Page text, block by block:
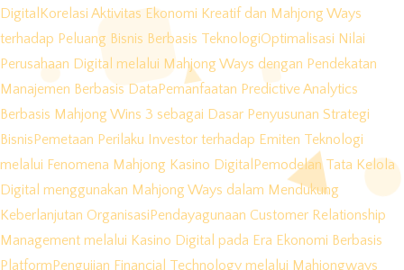
Digital Korelasi Aktivitas Ekonomi Kreatif dan Mahjong Ways
terhadap Peluang Bisnis Berbasis TeknologiOptimalisasi Nilai
Perusahaan Digital melalui Mahjong Ways dengan Pendekatan
Manajemen Berbasis Data Pemanfaatan Predictive Analytics
Berbasis Mahjong Wins 3 sebagai Dasar Penyusunan Strategi
Bisnis Pemetaan Perilaku Investor terhadap Emiten Teknologi
melalui Fenomena Mahjong Kasino Digital Pemodelan Tata Kelola
Digital menggunakan Mahjong Ways dalam Mendukung
Keberlanjutan Organisasi Pendayagunaan Customer Relationship
Management melalui Kasino Digital pada Era Ekonomi Berbasis
Platform Pengujian Financial Technology melalui Mahjongways